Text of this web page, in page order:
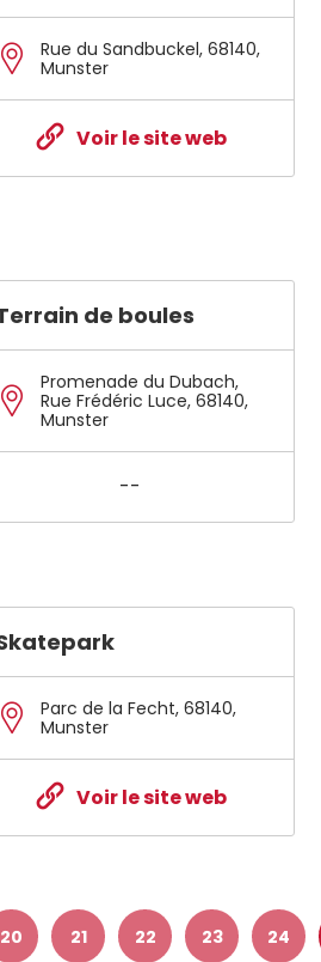
Rue du Sandbuckel, 68140,
Munster
Voir le site web
de boules
Promenade du Dubach,
Rue Frédéric Luce, 68140,
Munster
--
Parc de la Fecht, 68140,
Munster
Voir le site web
20 21 22 23 24